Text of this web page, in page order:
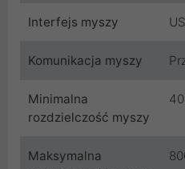
Interfejs myszy
Komunikacja myszy
Minimalna
rozdzielczość myszy
Maksymalna